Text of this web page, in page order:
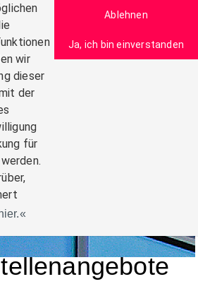
wir
dieser
der
für
hier.
Ablehnen
Ja, ich bin einverstanden